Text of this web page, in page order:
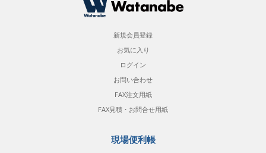
新規会員登録
お気に入り
ログイン
お問い合わせ
FAX注文用紙
FAX見積・お問合せ用紙
現場便利帳